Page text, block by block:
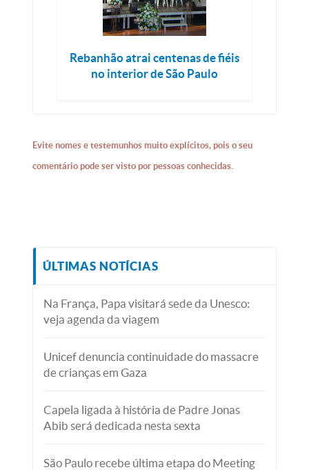
Rebanhão atrai centenas de fiéis
no interior de São Paulo
Evite nomes e testemunhos muito explícitos, pois o seu
comentário pode ser visto por pessoas conhecidas.
ÚLTIMAS NOTÍCIAS
Na França, Papa visitará sede da Unesco:
veja agenda da viagem
Unicef denuncia continuidade do massacre
de crianças em Gaza
Capela ligada à história de Padre Jonas
Abib será dedicada nesta sexta
São Paulo recebe última etapa do Meeting